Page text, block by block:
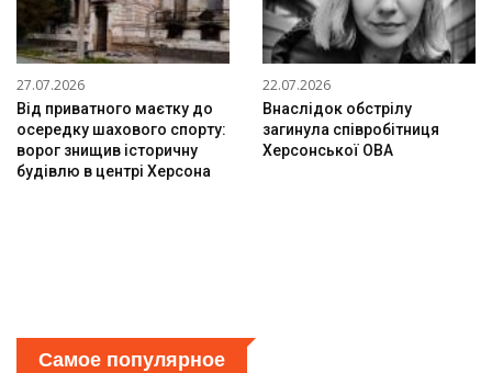
27.07.2026
Від приватного маєтку до
осередку шахового спорту:
ворог знищив історичну
будівлю в центрі Херсона
22.07.2026
Внаслідок обстрілу
загинула співробітниця
Херсонської ОВА
Самое популярное